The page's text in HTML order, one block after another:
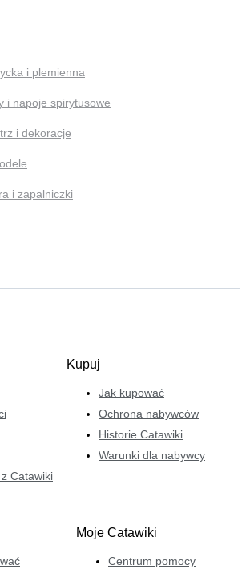
i plemienna
i napoje spirytusowe
i dekoracje
i zapalniczki
Catawiki
Kupuj
Jak kupować
Ochrona nabywców
Historie Catawiki
Warunki dla nabywcy
Moje Catawiki
Centrum pomocy